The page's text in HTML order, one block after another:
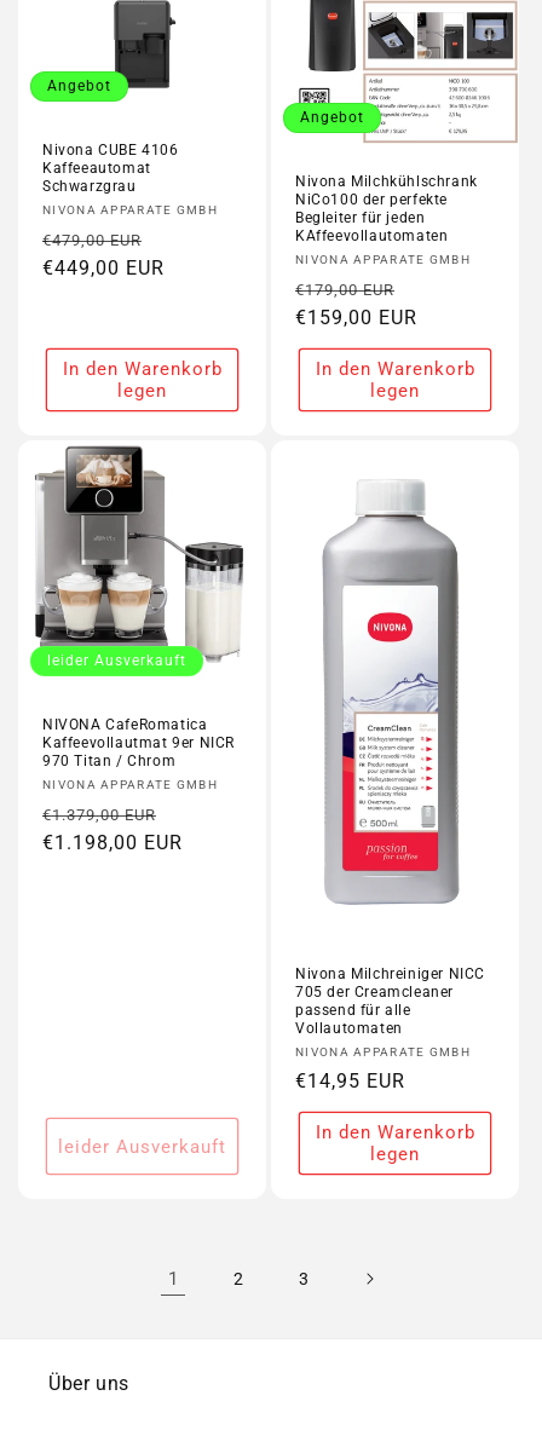
Angebot
Nivona CUBE 4106
Kaffeeautomat
Schwarzgrau
Anbieter:
NIVONA APPARATE GMBH
Normaler
Preis
€479,00 EUR
€449,00 EUR
In den Warenkorb
legen
Angebot
Nivona Milchkühlschrank
NiCo100 der perfekte
Begleiter für jeden
KAffeevollautomaten
Anbieter:
NIVONA APPARATE GMBH
Normaler
Preis
€179,00 EUR
€159,00 EUR
In den Warenkorb
legen
leider Ausverkauft
NIVONA CafeRomatica
Kaffeevollautmat 9er NICR
970 Titan / Chrom
Anbieter:
NIVONA APPARATE GMBH
Normaler
Preis
€1.379,00 EUR
€1.198,00 EUR
leider Ausverkauft
Nivona Milchreiniger NICC
705 der Creamcleaner
passend für alle
Vollautomaten
Anbieter:
NIVONA APPARATE GMBH
Normaler
Preis
€14,95 EUR
In den Warenkorb
legen
1 2 3
Über uns